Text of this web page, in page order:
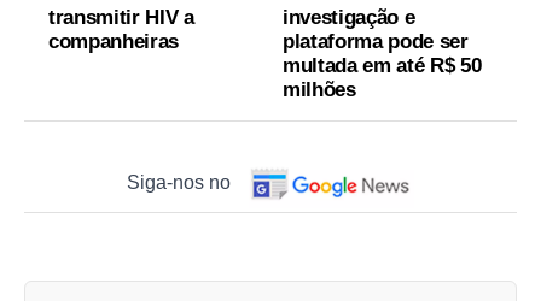
transmitir HIV a
companheiras
investigação e
plataforma pode ser
multada em até R$ 50
milhões
Siga-nos no